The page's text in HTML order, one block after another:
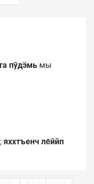
пӯдӭмь мы
яххтъенч ле̄ййп